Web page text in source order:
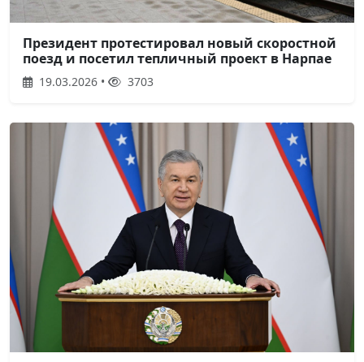
Президент протестировал новый скоростной
поезд и посетил тепличный проект в Нарпае
19.03.2026 • 3703